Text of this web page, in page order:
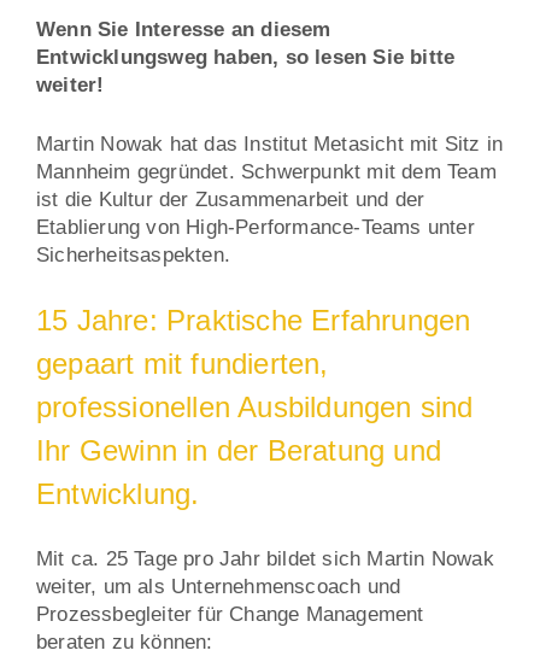
Wenn Sie Interesse an diesem
Entwicklungsweg haben, so lesen Sie bitte
weiter!
Martin Nowak hat das Institut Metasicht mit Sitz in
Mannheim gegründet. Schwerpunkt mit dem Team
ist die Kultur der Zusammenarbeit und der
Etablierung von High-Performance-Teams unter
Sicherheitsaspekten.
15 Jahre: Praktische Erfahrungen
gepaart mit fundierten,
professionellen Ausbildungen sind
Ihr Gewinn in der Beratung und
Entwicklung.
Mit ca. 25 Tage pro Jahr bildet sich Martin Nowak
weiter, um als Unternehmenscoach und
Prozessbegleiter für Change Management
beraten zu können: